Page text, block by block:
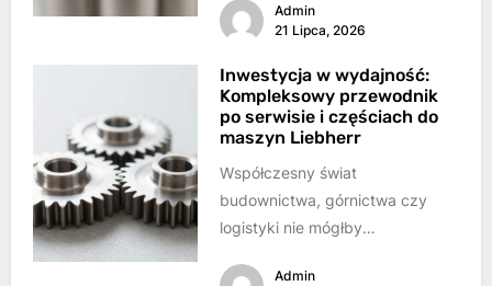
sprawność systemów
hydraulicznych...
Admin
21 Lipca, 2026
Inwestycja w wydajność:
Kompleksowy przewodnik
po serwisie i częściach do
maszyn Liebherr
Współczesny świat
budownictwa, górnictwa czy
logistyki nie mógłby
sprzętu. Maszyny takie jak
Admin